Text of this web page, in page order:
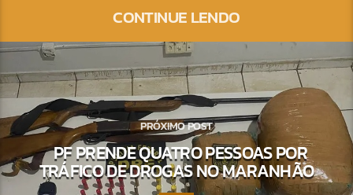
CONTINUE LENDO
PRÓXIMO POST
PF PRENDE QUATRO PESSOAS POR
TRÁFICO DE DROGAS NO MARANHÃO